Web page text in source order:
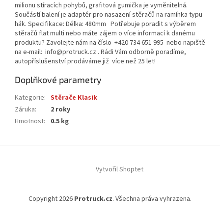
milionu stíracích pohybů, grafitová gumička je vyměnitelná.
Součástí balení je adaptér pro nasazení stěračů na ramínka typu
hák. Specifikace: Délka: 480mm Potřebuje poradit s výběrem
stěračů flat multi nebo máte zájem o více informací k danému
produktu? Zavolejte nám na číslo +420 734 651 995 nebo napiště
na e-mail: info@protruck.cz . Rádi Vám odborně poradíme,
autopříslušenství prodáváme již více než 25 let!
Doplňkové parametry
Kategorie: Stěrače Klasik
Záruka:
2 roky
Hmotnost: 0.5 kg
Vytvořil Shoptet
Copyright 2026 Protruck.cz. Všechna práva vyhrazena.